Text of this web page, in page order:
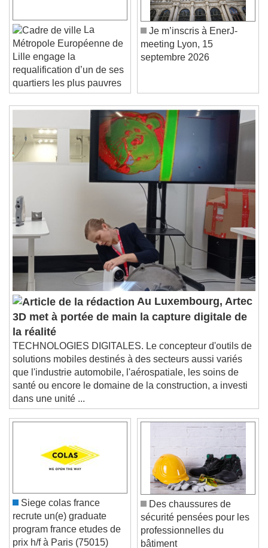
Play
Skip Backward
Skip Forward
Unmute
Current Time0:00
/
Duration-:-
Loaded:0%
Stream TypeLIVE
Seek to live, currently behind liveLIVE
Remaining Time-0:00
1x
Playback Rate
descriptions off
, selected
subtitles settings, opens subtitles
settings dialog
subtitles off, selected
Audio Track
Picture-in-Picture
Fullscreen
This is a modal window.
Beginning of dialog window. Escape will cancel
and close the window.
Text
Color
Text Background
Color
Caption Area Background
Font Size
La
Métropole Européenne de
Lille engage la
requalification d’un de ses
quartiers les plus pauvres
Je m’inscris à EnerJ-
meeting Lyon, 15
Au Luxembourg, Artec
3D met à portée de main la capture digitale de
la réalité
TECHNOLOGIES DIGITALES. Le concepteur d'outils de
solutions mobiles destinés à des secteurs aussi variés
que l'industrie automobile, l'aérospatiale, les soins de
santé ou encore le domaine de la construction, a investi
dans une unité ...
Siege colas france
recrute un(e) graduate
program france etudes de
Des chaussures de
sécurité pensées pour les
professionnelles du